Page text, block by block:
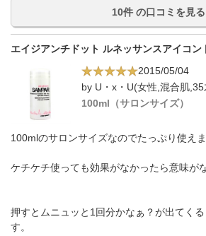
10件 の口コミを見る
エイジアンチドット ルネッサンスアイコン
2015/05/04
by U・x・U(女性,混合肌,35
100ml（サロンサイズ）
100mlのサロンサイズなのでたっぷり使えま
ケチケチ使っても効果がなかったら意味が
押すとムニュッと1回分かなぁ？が出てく
す。